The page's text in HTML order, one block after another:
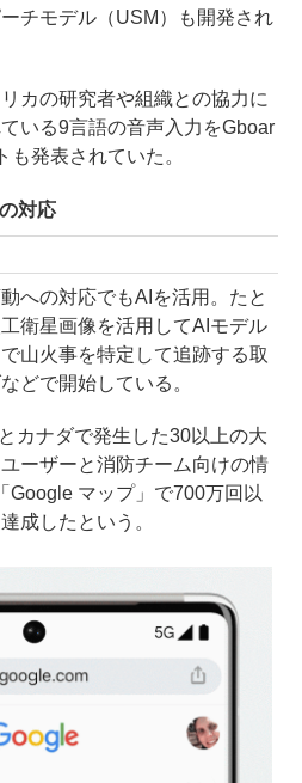
チモデル（USM）も開発され
カの研究者や組織との協⼒に
いる9⾔語の⾳声⼊⼒をGboar
発表されていた。
対応
への対応でもAIを活用。たと
衛星画像を活⽤してAIモデル
⼭⽕事を特定して追跡する取
どで開始している。
カナダで発生した30以上の⼤
ーザーと消防チーム向けの情
Google マップ」で700万回以
成したという。